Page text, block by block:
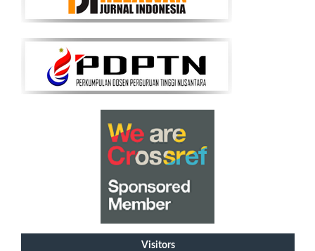
Visitors